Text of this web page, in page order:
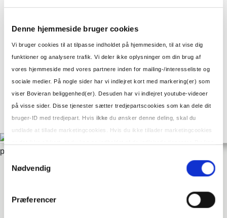
Denne hjemmeside bruger cookies
Vi bruger cookies til at tilpasse indholdet på hjemmesiden, til at vise dig
funktioner og analysere trafik. Vi deler ikke oplysninger om din brug af
vores hjemmeside med vores partnere inden for mailing-/interesseliste og
sociale medier. På nogle sider har vi indlejret kort med markering(er) som
viser Bovieran beliggenhed(er). Desuden har vi indlejret youtube-videoer
på visse sider. Disse tjenester sætter tredjepartscookies som kan dele dit
bruger-ID med tredjepart. Hvis ikke du ønsker denne deling, skal du
undlade at tillade marketingcookies. Hvis du ikke tillader marketingcookies
Nødvendig
Præferencer
IGANGVÆRENDE BOVIERAN
NYHEDER
OM OS
HISTORIE
PRIVATLIVSPOLITIK
KONTAKT
PRESSEBILLEDER
Søg
Glæd jer til Bovieran i Solrød
19. december 2019